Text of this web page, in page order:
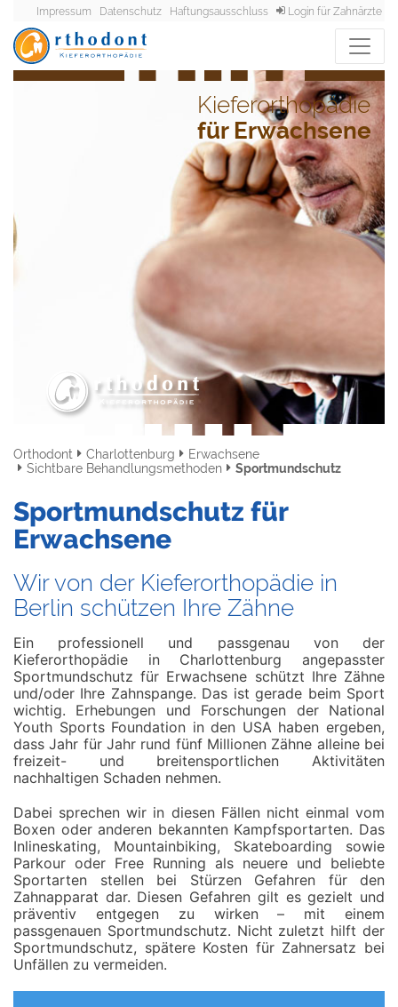
Impressum Datenschutz Haftungsausschluss Login für Zahnärzte
Kieferorthopädie
für Erwachsene
Orthodont Charlottenburg
Erwachsene
Sichtbare Behandlungsmethoden
Sportmundschutz
Sportmundschutz für
Erwachsene
Wir von der Kieferorthopädie in
Berlin schützen Ihre Zähne
Ein professionell und passgenau von der
Kieferorthopädie in Charlottenburg angepasster
Sportmundschutz für Erwachsene schützt Ihre Zähne
und/oder Ihre Zahnspange. Das ist gerade beim Sport
wichtig. Erhebungen und Forschungen der National
Youth Sports Foundation in den USA haben ergeben,
dass Jahr für Jahr rund fünf Millionen Zähne alleine bei
freizeit- und breitensportlichen Aktivitäten
nachhaltigen Schaden nehmen.
Dabei sprechen wir in diesen Fällen nicht einmal vom
Boxen oder anderen bekannten Kampfsportarten. Das
Inlineskating, Mountainbiking, Skateboarding sowie
Parkour oder Free Running als neuere und beliebte
Sportarten stellen bei Stürzen Gefahren für den
Zahnapparat dar. Diesen Gefahren gilt es gezielt und
präventiv entgegen zu wirken – mit einem
passgenauen Sportmundschutz. Nicht zuletzt hilft der
Sportmundschutz, spätere Kosten für Zahnersatz bei
Unfällen zu vermeiden.